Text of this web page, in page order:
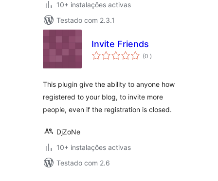
10+ instalações activas
Testado com 2.3.1
Invite Friends
(0 classificações
)
This plugin give the ability to anyone how
registered to your blog, to invite more
people, even if the registration is closed.
DjZoNe
10+ instalações activas
Testado com 2.6